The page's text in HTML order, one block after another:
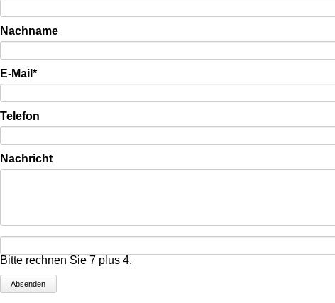
Nachname
Pflichtfeld
E-Mail *
Telefon
Nachricht
Bitte rechnen Sie 7 plus 4.
Absenden